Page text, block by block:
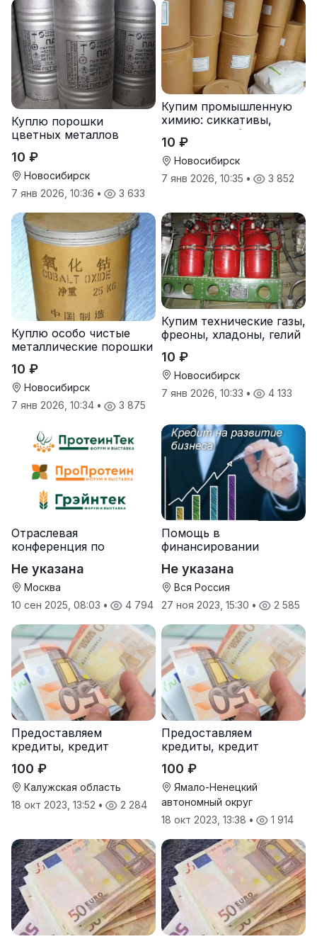
Куплю порошки
цветных металлов
10 ₽
Новосибирск
7 янв 2026, 10:36 • 3 633
Купим промышленную
химию: сиккативы,
октоаты, стабилизаторы
10 ₽
Новосибирск
7 янв 2026, 10:35 • 3 852
Куплю особо чистые
металлические порошки
10 ₽
Новосибирск
7 янв 2026, 10:34 • 3 875
Купим технические газы,
фреоны, хладоны, гелий
10 ₽
Новосибирск
7 янв 2026, 10:33 • 4 133
Отраслевая
конференция по
Не указана
Москва
10 сен 2025, 08:03 • 4 794
Помощь в
финансировании
Не указана
Вся Россия
27 ноя 2023, 15:30 • 2 585
Предоставляем
кредиты, кредит
100 ₽
Калужская область
18 окт 2023, 13:52 • 2 284
Предоставляем
кредиты, кредит
100 ₽
Ямало-Ненецкий
автономный округ
18 окт 2023, 13:38 • 1 914